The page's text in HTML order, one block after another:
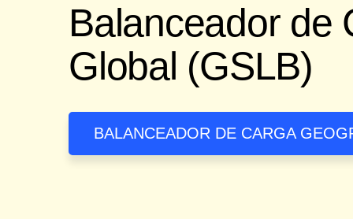
Balanceador de
Global (GSLB)
BALANCEADOR DE CARGA